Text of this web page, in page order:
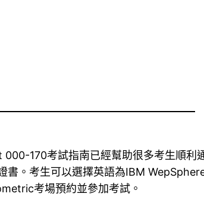
170考試指南已經幫助很多考生順利
書。考生可以選擇英語為IBM
考場預約並參加考試。